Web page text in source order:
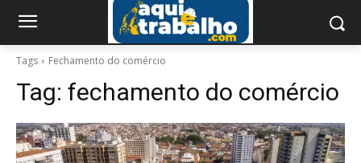
Tags Fechamento do comércio
Tag: fechamento do comércio